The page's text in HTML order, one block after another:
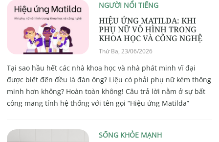
NGƯỜI NỔI TIẾNG
HIỆU ỨNG MATILDA: KHI
PHỤ NỮ VÔ HÌNH TRONG
KHOA HỌC VÀ CÔNG NGHỆ
Thứ Ba, 23/06/2026
Tại sao hầu hết các nhà khoa học và nhà phát minh vĩ đại
được biết đến đều là đàn ông? Liệu có phải phụ nữ kém thông
minh hơn không? Hoàn toàn không! Câu trả lời nằm ở sự bất
công mang tính hệ thống với tên gọi “Hiệu ứng Matilda”
SỐNG KHỎE MẠNH